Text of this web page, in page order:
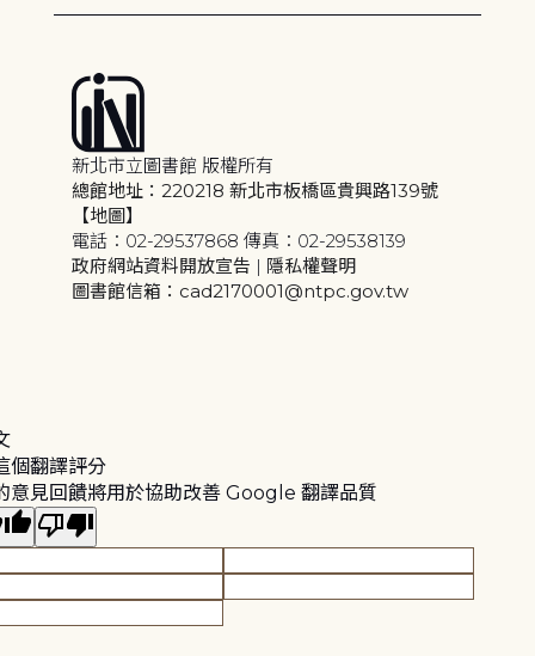
新北市立圖書館 版權所有
總館地址：220218 新北市板橋區貴興路139號
【地圖】
電話：02-29537868 傳真：02-29538139
政府網站資料開放宣告 | 隱私權聲明
圖書館信箱：cad2170001@ntpc.gov.tw
個翻譯評分
意見回饋將用於協助改善 Google 翻譯品質